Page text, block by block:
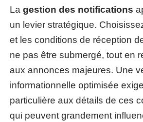
La gestion des notifications
un levier stratégique.
et les conditions de réception
ne pas être submergé, tout en
aux annonces majeures. Une
informationnelle optimisée
particulière aux détails de ces
qui peuvent grandement